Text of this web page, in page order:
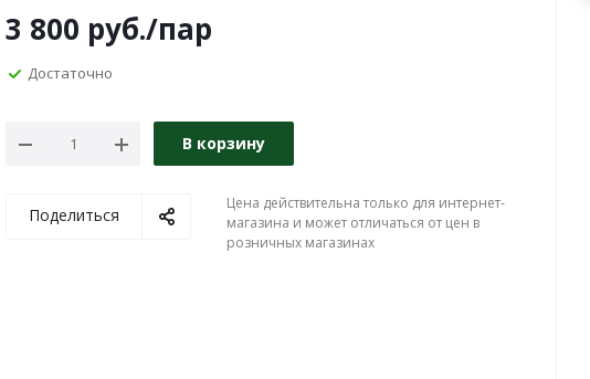
3 800 руб./пар
Достаточно
В корзину
Поделиться
Цена действительна только для интернет-
магазина и может отличаться от цен в
розничных магазинах